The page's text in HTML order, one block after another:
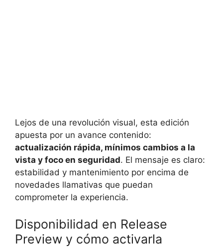
Lejos de una revolución visual, esta edición
apuesta por un avance contenido:
actualización rápida, mínimos cambios a la
vista y foco en seguridad. El mensaje es claro:
estabilidad y mantenimiento por encima de
novedades llamativas que puedan
comprometer la experiencia.
Disponibilidad en Release
Preview y cómo activarla